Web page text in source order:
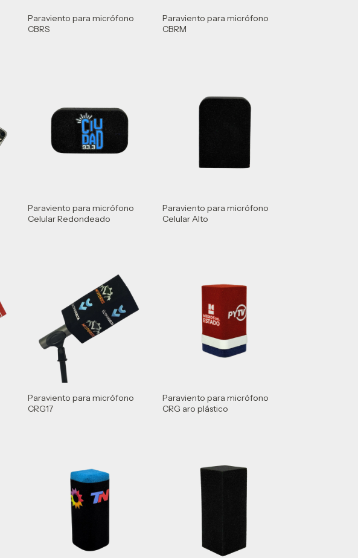
Paraviento para micrófono
CBRS
Paraviento para micrófono
CBRM
Paraviento para micrófono
Celular Redondeado
Paraviento para micrófono
Celular Alto
Paraviento para micrófono
CRG17
Paraviento para micrófono
CRG aro plástico